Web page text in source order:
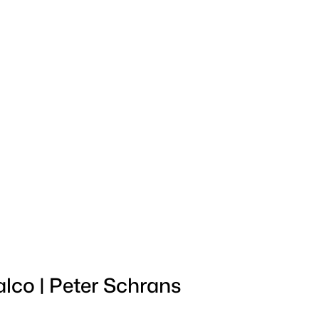
| Peter Schrans